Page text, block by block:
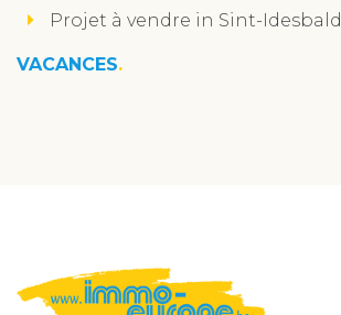
Projet à vendre in Sint-Idesbald
VACANCES